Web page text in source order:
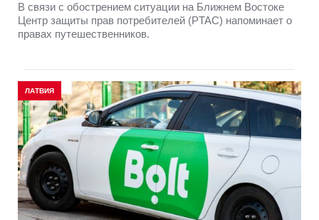
В связи с обострением ситуации на Ближнем Востоке
Центр защиты прав потребителей (PTAC) напоминает о
правах путешественников.
ЛАТВИЯ